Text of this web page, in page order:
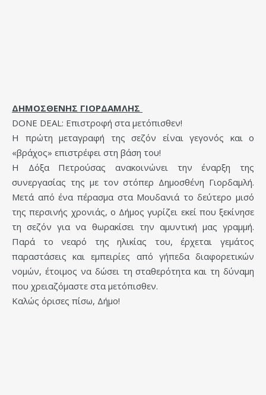
ΔΗΜΟΣΘΕΝΗΣ ΓΙΟΡΔΑΜΛΗΣ
DONE DEAL: Επιστροφή στα μετόπισθεν!
Η πρώτη μεταγραφή της σεζόν είναι γεγονός και ο
«βράχος» επιστρέφει στη βάση του!
Η Δόξα Πετρούσας ανακοινώνει την έναρξη της
συνεργασίας της με τον στόπερ Δημοσθένη Γιορδαμλή.
Μετά από ένα πέρασμα στα Μουδανιά το δεύτερο μισό
της περσινής χρονιάς, ο Δήμος γυρίζει εκεί που ξεκίνησε
τη σεζόν για να θωρακίσει την αμυντική μας γραμμή.
Παρά το νεαρό της ηλικίας του, έρχεται γεμάτος
παραστάσεις και εμπειρίες από γήπεδα διαφορετικών
νομών, έτοιμος να δώσει τη σταθερότητα και τη δύναμη
που χρειαζόμαστε στα μετόπισθεν.
Καλώς όρισες πίσω, Δήμο!